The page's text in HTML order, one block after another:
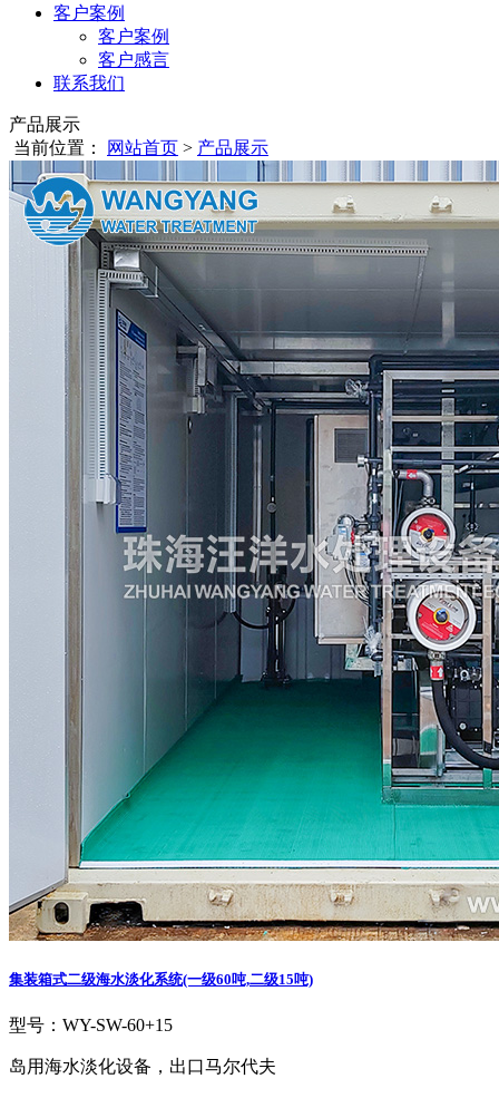
客户案例
客户案例
客户感言
联系我们
产品展示
当前位置：
网站首页 > 产品展示
集装箱式二级海水淡化系统(一级60吨,二级15吨)
型号：WY-SW-60+15
岛用海水淡化设备，出口马尔代夫